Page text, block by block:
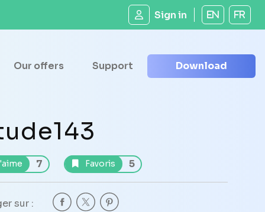
Sign in EN FR
Our offers Support Download
7 Favoris 5
sur :